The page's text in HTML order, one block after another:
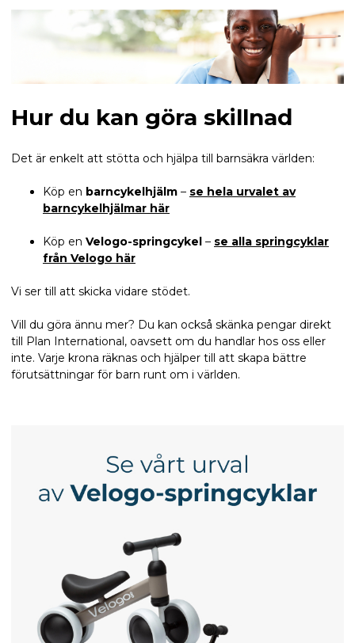
Hur du kan göra skillnad
Det är enkelt att stötta och hjälpa till barnsäkra världen:
Köp en barncykelhjälm – se hela urvalet av
barncykelhjälmar här
Köp en Velogo-springcykel – se alla springcyklar
från Velogo här
Vi ser till att skicka vidare stödet.
Vill du göra ännu mer? Du kan också skänka pengar direkt
till Plan International, oavsett om du handlar hos oss eller
inte. Varje krona räknas och hjälper till att skapa bättre
förutsättningar för barn runt om i världen.